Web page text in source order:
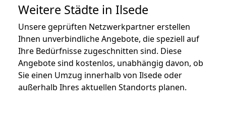
Weitere Städte in Ilsede
Unsere geprüften Netzwerkpartner erstellen
Ihnen unverbindliche Angebote, die speziell auf
Ihre Bedürfnisse zugeschnitten sind. Diese
Angebote sind kostenlos, unabhängig davon, ob
Sie einen Umzug innerhalb von Ilsede oder
außerhalb Ihres aktuellen Standorts planen.